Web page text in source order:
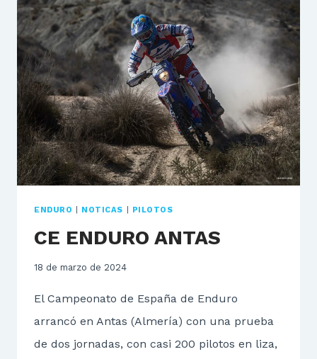
ENDURO NOTICAS PILOTOS
CE ENDURO ANTAS
18 de marzo de 2024
El Campeonato de España de Enduro
arrancó en Antas (Almería) con una prueba
de dos jornadas, con casi 200 pilotos en liza,